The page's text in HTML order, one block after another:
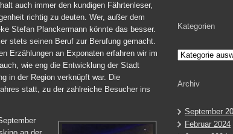
auch immer den kundigen Fährtenleser,
richtig zu deuten. Wer, außer dem
Stefan Planckermann könnte das besser.
stets seinen Beruf zur Berufung gemacht.
Erzählungen an Exponaten erfahren wir im
wie eng die Entwicklung der Stadt
in der Region verknüpft war. Die
statt, zu der zahlreiche Besucher ins
Kategorien
Kategorien
Archiv
September
Februar 2024